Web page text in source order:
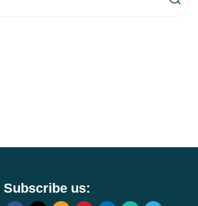
Subscribe us: